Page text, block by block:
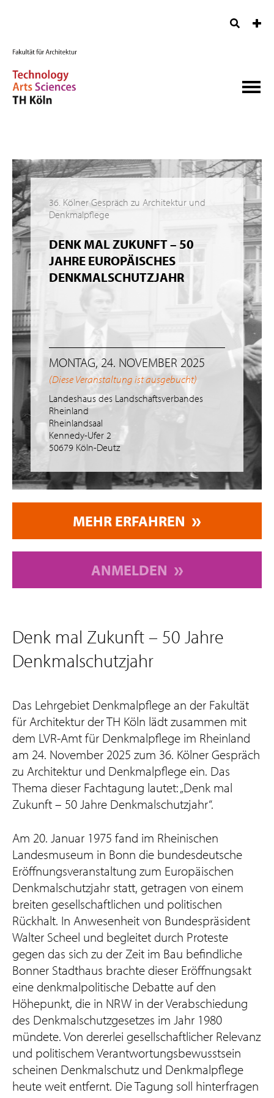
36. Kölner Gespräch zu Architektur und
Denkmalpflege
DENK MAL ZUKUNFT – 50
JAHRE EUROPÄISCHES
DENKMALSCHUTZJAHR
MONTAG, 24. NOVEMBER 2025
(Diese Veranstaltung ist ausgebucht)
Landeshaus des Landschaftsverbandes
Rheinland
Rheinlandsaal
Kennedy-Ufer 2
50679 Köln-Deutz
MEHR ERFAHREN
ANMELDEN
Denk mal Zukunft – 50 Jahre
Denkmalschutzjahr
Das Lehrgebiet Denkmalpflege an der Fakultät
für Architektur der TH Köln lädt zusammen mit
dem LVR-Amt für Denkmalpflege im Rheinland
am 24. November 2025 zum 36. Kölner Gespräch
zu Architektur und Denkmalpflege ein. Das
Thema dieser Fachtagung lautet: „Denk mal
Zukunft – 50 Jahre Denkmalschutzjahr“.
Am 20. Januar 1975 fand im Rheinischen
Landesmuseum in Bonn die bundesdeutsche
Eröffnungsveranstaltung zum Europäischen
Denkmalschutzjahr statt, getragen von einem
breiten gesellschaftlichen und politischen
Rückhalt. In Anwesenheit von Bundespräsident
Walter Scheel und begleitet durch Proteste
gegen das sich zu der Zeit im Bau befindliche
Bonner Stadthaus brachte dieser Eröffnungsakt
eine denkmalpolitische Debatte auf den
Höhepunkt, die in NRW in der Verabschiedung
des Denkmalschutzgesetzes im Jahr 1980
mündete. Von dererlei gesellschaftlicher Relevanz
und politischem Verantwortungsbewusstsein
scheinen Denkmalschutz und Denkmalpflege
heute weit entfernt. Die Tagung soll hinterfragen